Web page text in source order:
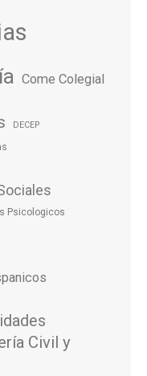
Come Colegial
DECEP
Psicologicos
Civil y